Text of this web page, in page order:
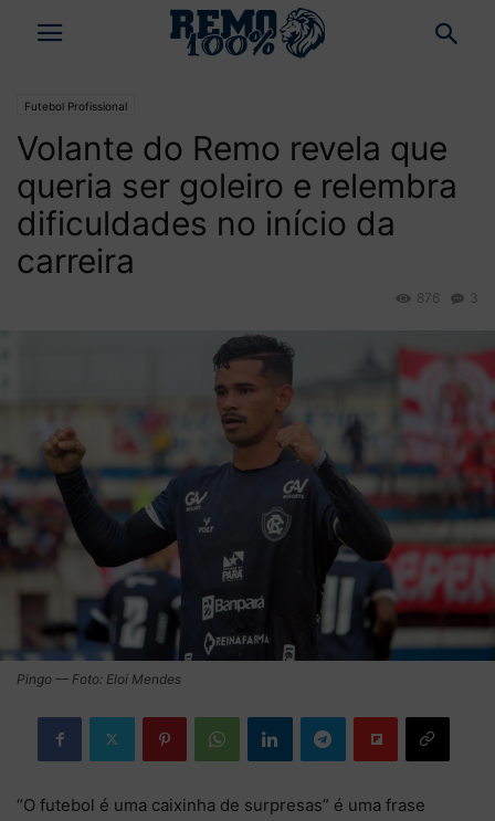
Futebol Profissional
Volante do Remo revela que
queria ser goleiro e relembra
dificuldades no início da
carreira
3
876
Pingo — Foto: Eloi Mendes
“O futebol é uma caixinha de surpresas” é uma frase